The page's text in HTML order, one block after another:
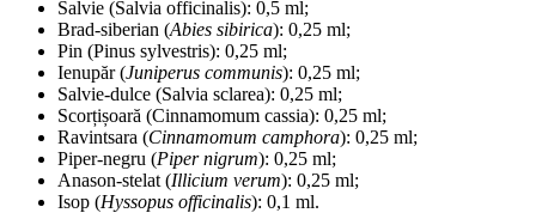
Salvie (Salvia officinalis): 0,5 ml;
Brad-siberian (Abies sibirica): 0,25 ml;
Pin (Pinus sylvestris): 0,25 ml;
Ienupăr (Juniperus communis): 0,25 ml;
Salvie-dulce (Salvia sclarea): 0,25 ml;
Scorțișoară (Cinnamomum cassia): 0,25 ml;
Ravintsara (Cinnamomum camphora): 0,25 ml;
Piper-negru (Piper nigrum): 0,25 ml;
Anason-stelat (Illicium verum): 0,25 ml;
Isop (Hyssopus officinalis): 0,1 ml.